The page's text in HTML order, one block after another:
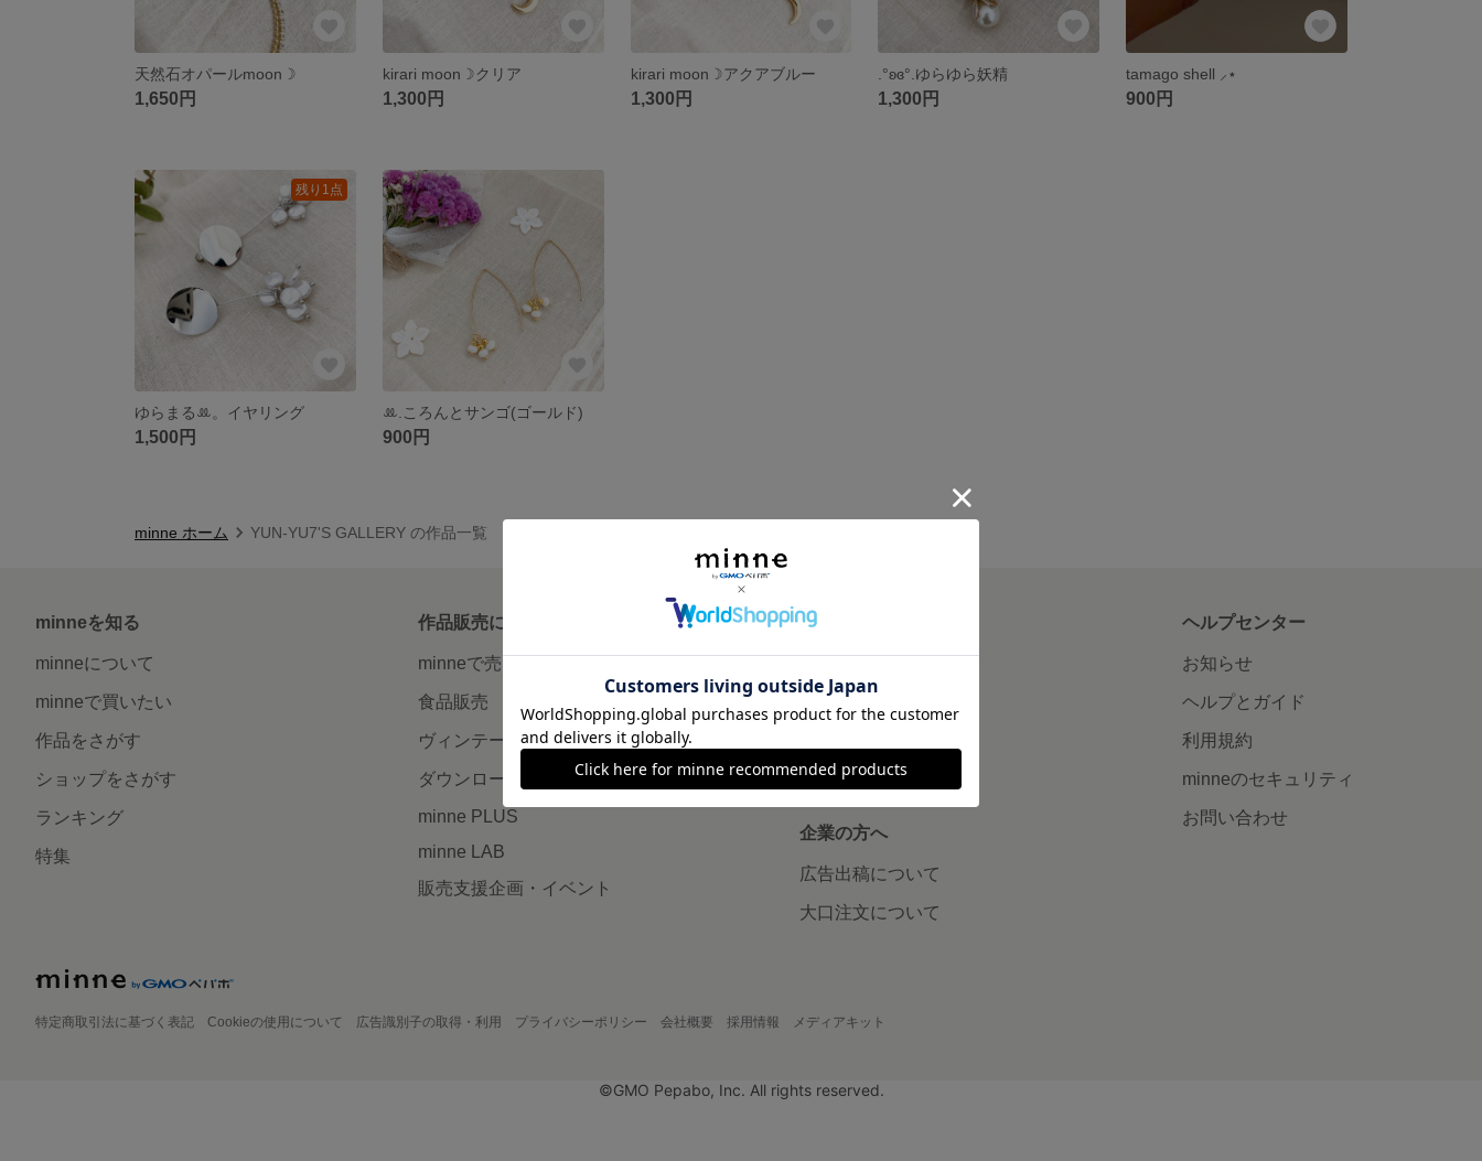
天然石オパールmoon☽︎
1,650円
kirari moon☽︎クリア
1,300円
kirari moon☽︎アクアブルー
1,300円
.°ʚɞ°.ゆらゆら妖精
1,300円
tamago shell ⸝⋆
900円
残り1点
ゆらまるꔛ。イヤリング
1,500円
ꔛ.ころんとサンゴ(ゴールド)
900円
minne ホーム YUN-YU7'S GALLERY の作品一覧
minneを知る
minneについて
minneで買いたい
作品をさがす
ショップをさがす
ランキング
特集
作品販売について
minneで売りたい
食品販売
ヴィンテージ販売
ダウンロード販売
minne PLUS
minne LAB
販売支援企画・イベント
読みもの
minne学習帖
minneの本
企業の方へ
広告出稿について
大口注文について
ヘルプセンター
お知らせ
ヘルプとガイド
利用規約
minneのセキュリティ
お問い合わせ
特定商取引法に基づく表記 Cookieの使用について 広告識別子の取得・利用 プライバシーポリシー 会社概要 採用情報 メディアキット
©GMO Pepabo, Inc. All rights reserved.